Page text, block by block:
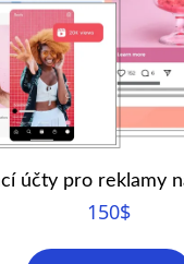
účty pro reklamy
150$